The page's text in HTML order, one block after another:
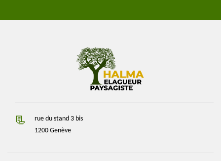
rue du stand 3 bis
1200 Genève